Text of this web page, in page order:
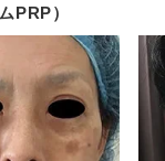
PRP）